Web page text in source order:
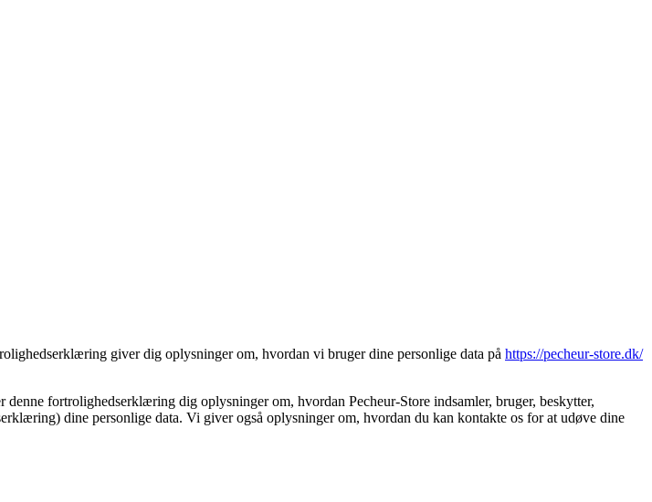
giver dig oplysninger om, hvordan vi bruger dine personlige data på https://pecheur-store.dk/
fortrolighedserklæring dig oplysninger om, hvordan Pecheur-Store indsamler, bruger, beskytter,
dine personlige data. Vi giver også oplysninger om, hvordan du kan kontakte os for at udøve dine